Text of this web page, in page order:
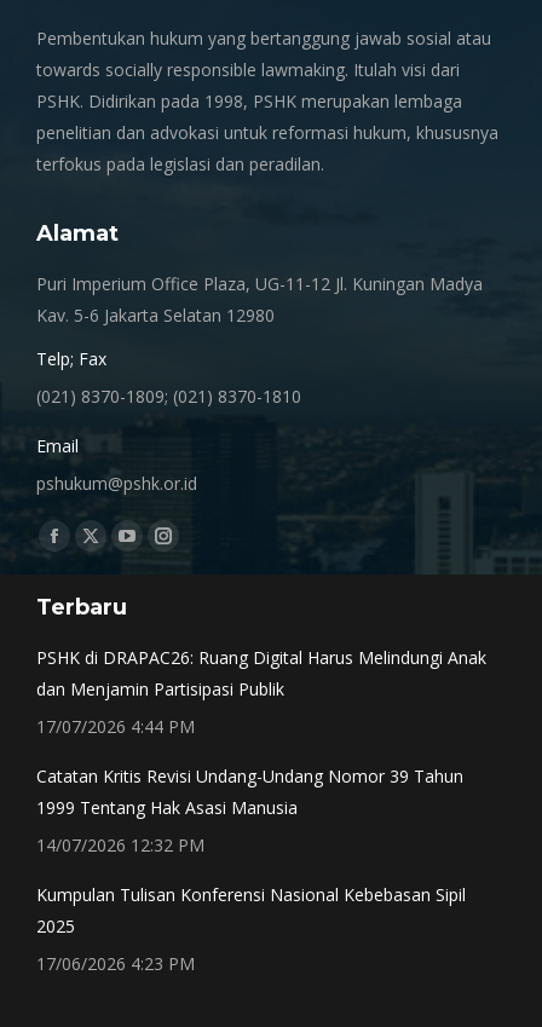
Pembentukan hukum yang bertanggung jawab sosial atau
towards socially responsible lawmaking. Itulah visi dari
PSHK. Didirikan pada 1998, PSHK merupakan lembaga
penelitian dan advokasi untuk reformasi hukum, khususnya
terfokus pada legislasi dan peradilan.
Alamat
Puri Imperium Office Plaza, UG-11-12 Jl. Kuningan Madya
Kav. 5-6 Jakarta Selatan 12980
Telp; Fax
(021) 8370-1809; (021) 8370-1810
Email
pshukum@pshk.or.id
Find us on:
Facebook
opens
window
X
opens
window
YouTube
opens
Instagram
window
Terbaru
PSHK di DRAPAC26: Ruang Digital Harus Melindungi Anak
dan Menjamin Partisipasi Publik
17/07/2026 4:44 PM
Catatan Kritis Revisi Undang-Undang Nomor 39 Tahun
1999 Tentang Hak Asasi Manusia
14/07/2026 12:32 PM
Kumpulan Tulisan Konferensi Nasional Kebebasan Sipil
2025
17/06/2026 4:23 PM